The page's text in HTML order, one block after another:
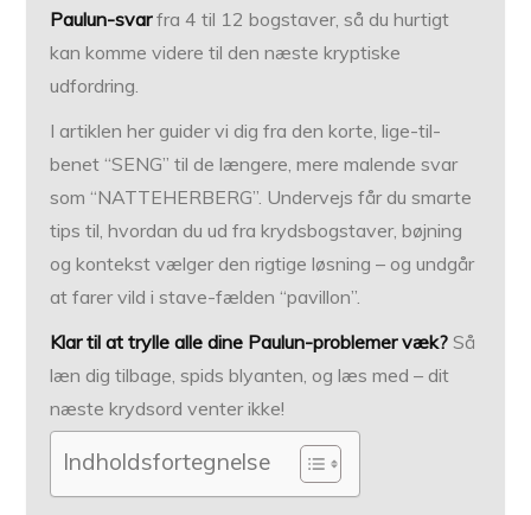
Paulun-svarfra 4 til 12 bogstaver, så du hurtigt
kan komme videre til den næste kryptiske
udfordring.
I artiklen her guider vi dig fra den korte, lige-til-
benet “SENG” til de længere, mere malende svar
som “NATTEHERBERG”. Undervejs får du smarte
tips til, hvordan du ud fra krydsbogstaver, bøjning
og kontekst vælger den rigtige løsning – og undgår
at farer vild i stave-fælden “pavillon”.
Klar til at trylle alle dine Paulun-problemer væk? Så
læn dig tilbage, spids blyanten, og læs med – dit
næste krydsord venter ikke!
Indholdsfortegnelse